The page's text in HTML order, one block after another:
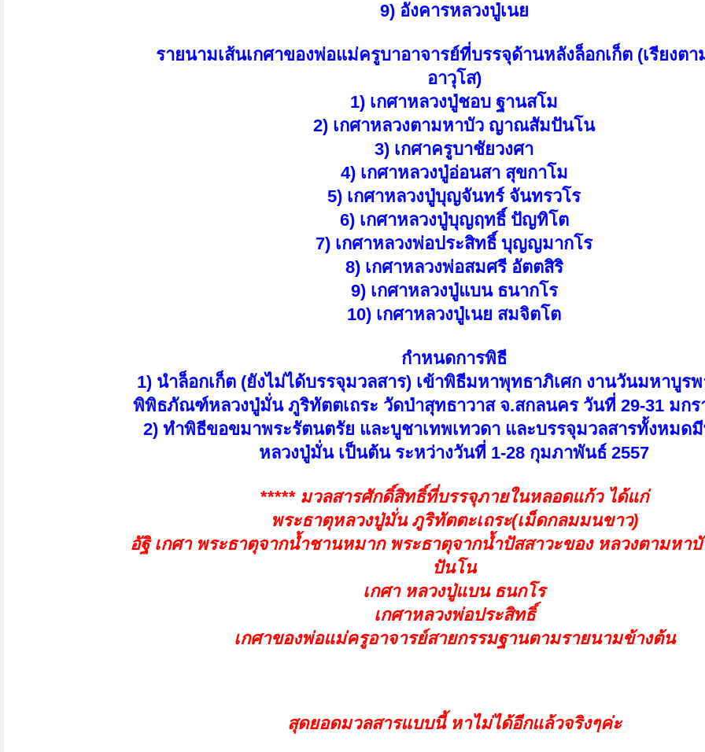
9) อังคารหลวงปู่เนย
รายนามเส้นเกศาของพ่อแม่ครูบาอาจารย์ที่บรรจุด้านหลังล็อกเก็ต (เรียงต
อาวุโส)
1) เกศาหลวงปู่ชอบ ฐานสโม
2) เกศาหลวงตามหาบัว ญาณสัมปันโน
3) เกศาครูบาชัยวงศา
4) เกศาหลวงปู่อ่อนสา สุขกาโม
5) เกศาหลวงปู่บุญจันทร์ จันทรวโร
6) เกศาหลวงปู่บุญฤทธิ์ ปัญทิโต
7) เกศาหลวงพ่อประสิทธิ์ บุญญมากโร
8) เกศาหลวงพ่อสมศรี อัตตสิริ
9) เกศาหลวงปู่แบน ธนากโร
10) เกศาหลวงปู่เนย สมจิตโต
กำหนดการพิธี
1) นำล็อกเก็ต (ยังไม่ได้บรรจุมวลสาร) เข้าพิธีมหาพุทธาภิเศก งานวันมหาบูร
พิพิธภัณฑ์หลวงปู่มั่น ภูริทัตตเถระ วัดป่าสุทธาวาส จ.สกลนคร วันที่ 29-31 มกร
2) ทำพิธีขอขมาพระรัตนตรัย และบูชาเทพเทวดา และบรรจุมวลสารทั้งหมด
หลวงปู่มั่น เป็นต้น ระหว่างวันที่ 1-28 กุมภาพันธ์ 2557
***** มวลสารศักดิ์สิทธิ์ที่บรรจุภายในหลอดแก้ว ได้แก่
พระธาตุหลวงปู่มั่น ภูริทัตตะเถระ(เม็ดกลมมนขาว)
อัฐิ เกศา พระธาตุจากน้ำชานหมาก พระธาตุจากน้ำปัสสาวะของ หลวงตามห
ปันโน
เกศา หลวงปู่แบน ธนกโร
เกศาหลวงพ่อประสิทธิ์
เกศาของพ่อแม่ครูอาจารย์สายกรรมฐานตามรายนามข้างต้น
สุดยอดมวลสารแบบนี้ หาไม่ได้อีกแล้วจริงๆค่ะ